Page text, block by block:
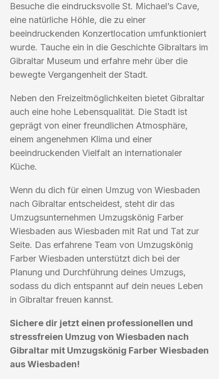
Besuche die eindrucksvolle St. Michael’s Cave,
eine natürliche Höhle, die zu einer
beeindruckenden Konzertlocation umfunktioniert
wurde. Tauche ein in die Geschichte Gibraltars im
Gibraltar Museum und erfahre mehr über die
bewegte Vergangenheit der Stadt.
Neben den Freizeitmöglichkeiten bietet Gibraltar
auch eine hohe Lebensqualität. Die Stadt ist
geprägt von einer freundlichen Atmosphäre,
einem angenehmen Klima und einer
beeindruckenden Vielfalt an internationaler
Küche.
Wenn du dich für einen Umzug von Wiesbaden
nach Gibraltar entscheidest, steht dir das
Umzugsunternehmen Umzugskönig Farber
Wiesbaden aus Wiesbaden mit Rat und Tat zur
Seite. Das erfahrene Team von Umzugskönig
Farber Wiesbaden unterstützt dich bei der
Planung und Durchführung deines Umzugs,
sodass du dich entspannt auf dein neues Leben
in Gibraltar freuen kannst.
Sichere dir jetzt einen professionellen und
stressfreien Umzug von Wiesbaden nach
Gibraltar mit Umzugskönig Farber Wiesbaden
aus Wiesbaden!